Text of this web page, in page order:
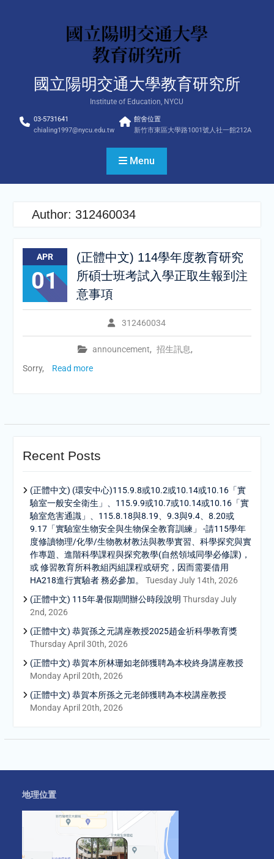
國立陽明交通大學教育研究所
Institute of Education, NYCU
03-5731641
chialing1997@nycu.edu.tw
館舍位置
新竹市東區大學路1001號人社一館212A
Menu
Author: 312460034
APR
01
(正體中文) 114學年度教育研究
所碩士班考試入學正取生報到注
意事項
312460034
announcement, 招生訊息,
Sorry,
Read more
Recent Posts
(正體中文) (環安中心)115.9.8或10.2或10.14或10.16「實
驗室一般安全衛生」、115.9.9或10.7或10.14或10.16「實
驗室危害通識」、115.8.18與8.19、9.3與9.4、8.20或
9.17「實驗室生物安全與生物保全教育訓練」 -請115學年
度修讀物理/化學/生物教材教法與教學實習、科學探究與實
作專題、進階科學課程與探究教學(自然領域同學必修課)，
或 修習教育所科教組丙組課程或研究，因而需要借用
HA218進行實驗者 務必參加。
Tuesday July 14th, 2026
(正體中文) 115年暑假期間辦公時段說明 Thursday July
2nd, 2026
(正體中文) 恭賀孫之元講座教授2025趙金祈科學教育獎
Thursday April 30th, 2026
(正體中文) 恭賀本所林珊如老師獲聘為本校終身講座教授
Monday April 20th, 2026
(正體中文) 恭賀本所孫之元老師獲聘為本校講座教授
Monday April 20th, 2026
地理位置